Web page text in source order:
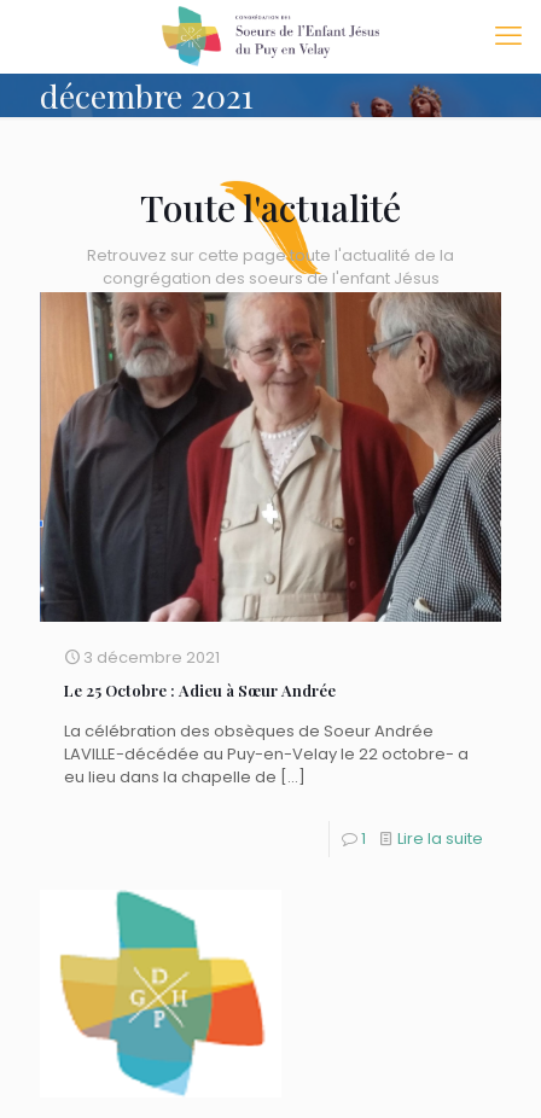
décembre 2021
Toute l'actualité
Retrouvez sur cette page toute l'actualité de la
congrégation des soeurs de l'enfant Jésus
3 décembre 2021
Le 25 Octobre : Adieu à Sœur Andrée
La célébration des obsèques de Soeur Andrée
LAVILLE-décédée au Puy-en-Velay le 22 octobre- a
eu lieu dans la chapelle de […]
1 Lire la suite